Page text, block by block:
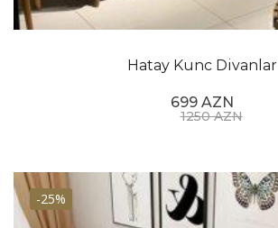
Hatay Kunc Divanlar
699 AZN
1250 AZN
-25%